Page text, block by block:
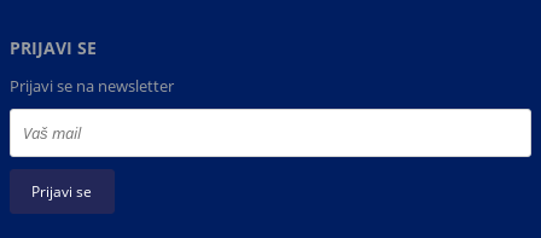
PRIJAVI SE
Prijavi se na newsletter
Prijavi se